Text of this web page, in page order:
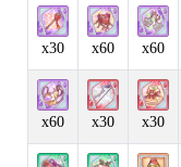
x30 x60 x60
x60 x30 x30